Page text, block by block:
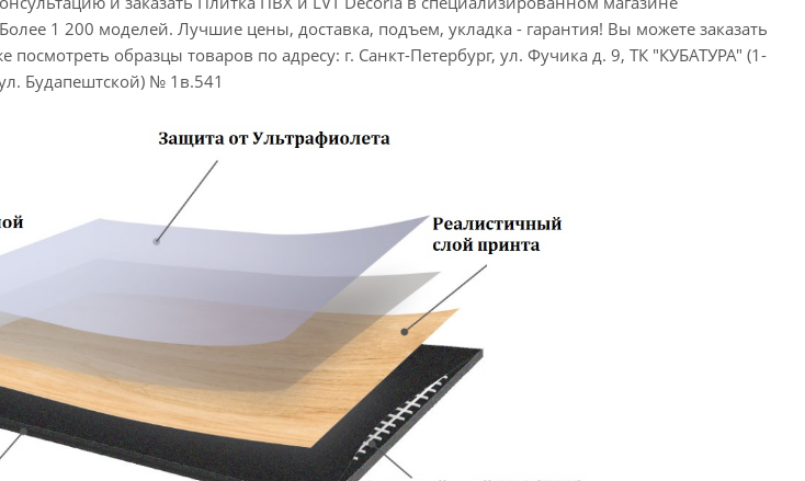
1 200 моделей. Лучшие цены, доставка, подъем, укладка - гарантия! Вы можете заказать
посмотреть образцы товаров по адресу: г. Санкт-Петербург, ул. Фучика д. 9, ТК "КУБАТУРА" (1-
Будапештской) № 1в.541